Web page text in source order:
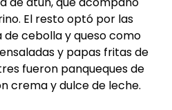
El resto optó por las
cebolla y queso como
y papas fritas de
fueron panqueques de
crema y dulce de leche.